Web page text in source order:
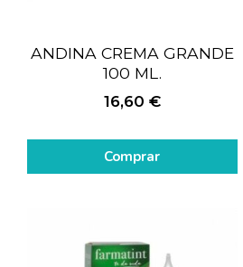
ANDINA CREMA GRANDE
100 ML.
16,60 €
Comprar